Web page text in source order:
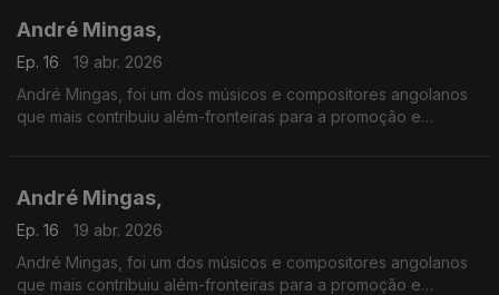
André Mingas,
Ep. 16
19 abr. 2026
André Mingas, foi um dos músicos e compositores angolanos
que mais contribuiu além-fronteiras para a promoção e
André Mingas,
Ep. 16
19 abr. 2026
André Mingas, foi um dos músicos e compositores angolanos
que mais contribuiu além-fronteiras para a promoção e